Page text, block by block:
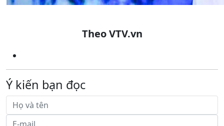
Theo VTV.vn
Ý kiến bạn đọc